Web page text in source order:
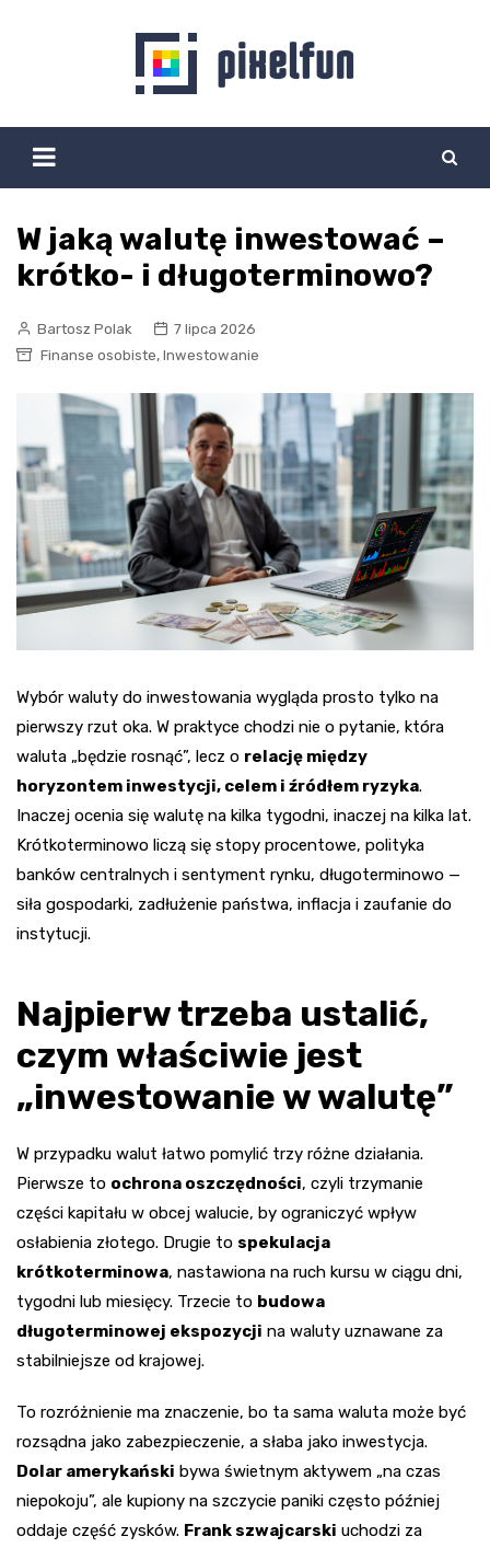
W jaką walutę inwestować –
krótko- i długoterminowo?
Bartosz Polak
7 lipca 2026
Finanse osobiste, Inwestowanie
Wybór waluty do inwestowania wygląda prosto tylko na
pierwszy rzut oka. W praktyce chodzi nie o pytanie, która
waluta „będzie rosnąć”, lecz o relację między
horyzontem inwestycji, celem i źródłem ryzyka.
Inaczej ocenia się walutę na kilka tygodni, inaczej na kilka lat.
Krótkoterminowo liczą się stopy procentowe, polityka
banków centralnych i sentyment rynku, długoterminowo —
siła gospodarki, zadłużenie państwa, inflacja i zaufanie do
instytucji.
Najpierw trzeba ustalić,
czym właściwie jest
„inwestowanie w walutę”
W przypadku walut łatwo pomylić trzy różne działania.
Pierwsze to ochrona oszczędności, czyli trzymanie
części kapitału w obcej walucie, by ograniczyć wpływ
osłabienia złotego. Drugie to spekulacja
krótkoterminowa, nastawiona na ruch kursu w ciągu dni,
tygodni lub miesięcy. Trzecie to budowa
długoterminowej ekspozycji na waluty uznawane za
stabilniejsze od krajowej.
To rozróżnienie ma znaczenie, bo ta sama waluta może być
rozsądna jako zabezpieczenie, a słaba jako inwestycja.
Dolar amerykański bywa świetnym aktywem „na czas
niepokoju”, ale kupiony na szczycie paniki często później
oddaje część zysków. Frank szwajcarski uchodzi za